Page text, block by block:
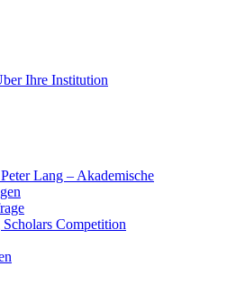
Ihre Institution
Lang – Akademische
Competition